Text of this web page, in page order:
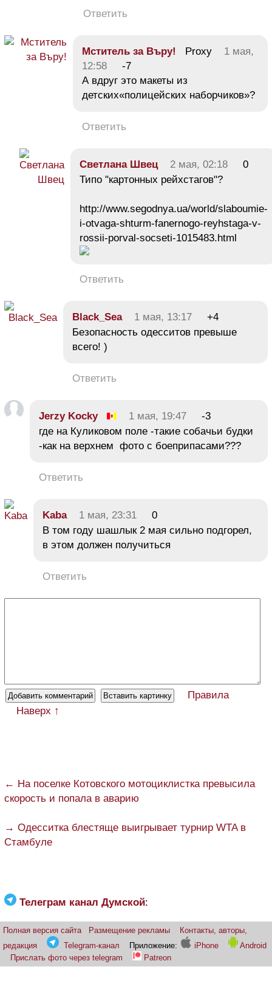
Ответить
Мститель за Въру! Proxy
1 мая,
12:58
-7
А вдруг это макеты из
детских«полицейских наборчиков»?
Ответить
Светлана Швец 2 мая, 02:18
0
Типо "картонных рейхстагов"?
http://www.segodnya.ua/world/slaboumie-
i-otvaga-shturm-fanernogo-reyhstaga-v-
rossii-porval-socseti-1015483.html
Ответить
Black_Sea 1 мая, 13:17
+4
Безопасность одесситов превыше
всего! )
Ответить
Jerzy Kocky 1 мая, 19:47
-3
где на Куликовом поле -такие собачьи будки
-как на верхнем фото с боеприпасами???
Ответить
Kaba 1 мая, 23:31
0
В том году шашлык 2 мая сильно подгорел,
в этом должен получиться
Ответить
Правила
Наверх ↑
← На поселке Котовского мотоциклистка превысила
скорость и попала в аварию
→ Одесситка блестяще выигрывает турнир WTA в
Стамбуле
Телеграм канал Думской:
Полная версия сайта Размещение рекламы
Контакты, авторы,
редакция
Telegram-канал Приложение: iPhone
Android
Прислать фото через telegram
Patreon